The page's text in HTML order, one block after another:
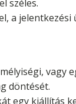
széles.
a jelentkezési
vagy
döntését.
egy kiállítás